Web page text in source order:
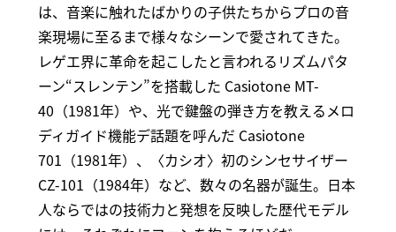
は、音楽に触れたばかりの子供たちからプロの音
楽現場に至るまで様々なシーンで愛されてきた。
レゲエ界に革命を起こ‬したと言われるリズムパタ
ーン“スレンテン”を搭載した Casiotone MT-
40（1981年）や、光で鍵盤の弾き方を教えるメロ
ディガイド機能デ話題を呼んだ Casiotone
701（1981年）、〈カシオ〉初のシンセサイザー
CZ-101（1984年）など、数々の名器が誕生。日本
人ならではの技術力と発想を反映した歴代モデル